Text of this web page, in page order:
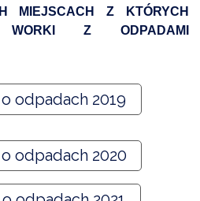
MIEJSCACH Z KTÓRYCH
Z ODPADAMI
odpadach 2019
odpadach 2020